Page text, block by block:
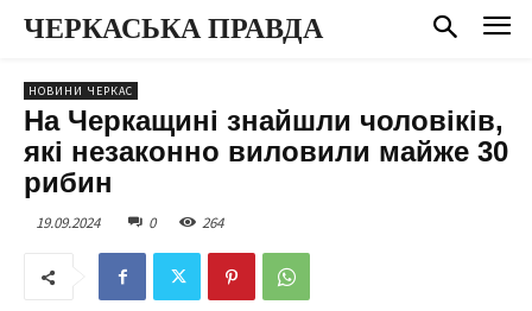
ЧЕРКАСЬКА ПРАВДА
НОВИНИ ЧЕРКАС
На Черкащині знайшли чоловіків,
які незаконно виловили майже 30
рибин
19.09.2024 0 264